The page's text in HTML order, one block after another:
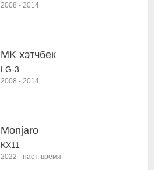
2008 - 2014
MK хэтчбек
LG-3
2008 - 2014
Monjaro
KX11
2022 - наст. время